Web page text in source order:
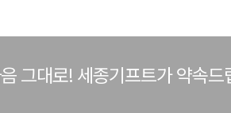
그대로! 세종기프트가 약속드